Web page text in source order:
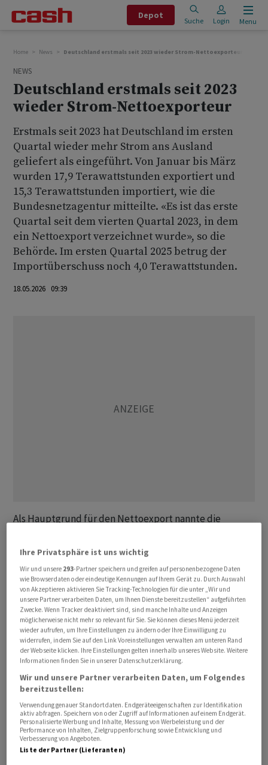
Depot
Suche Login Menu
Home News Deutschland erstmals seit 2023 wieder Strom-Nettoexporteur
NEWS
Deutschland erstmals seit 2023
wieder Strom-Nettoexporteur
Erstmals seit 2023 hat Deutschland im ersten
Quartal wieder mehr Strom ans Ausland
geliefert als eingeführt. Von Januar bis März
wurden 17,9 Terawattstunden exportiert und
15,3 Terawattstunden importiert, wie die
Bundesnetzagentur mitteilte. «Es ist das erste
Quartal seit dem vierten Quartal 2023, in dem
ein Nettoexport verzeichnet wurde», so die
Behörde. Im ersten Quartal 2025 betrug der
Importüberschuss noch 4,0 Terawattstunden.
18.05.2026 09:39
Als Hauptgrund für den Nettoexport nannte die
Deutschland stärker fielen als in den meisten
Nachbarländern. «Somit war es für Stromversorger in
diesen Ländern häufiger finanziell sinnvoll, Strom von
deutschen Erzeugern einzukaufen.» Umgekehrt habe
es für deutsche Stromversorger seltener einen
finanziellen Anreiz gegeben, Strom im Ausland
einzukaufen.
Grösster Abnehmer Österreich, grösster Lieferant
Dänemark
Grösster Stromabnehmer war den Angaben zufolge im
ersten Quartal Österreich, wie im Vorjahresquartal. Die
grössten Zuwächse gab es bei den Exporten nach
Dänemark und Norwegen. Deutlich weniger Strom
Ihre Privatsphäre ist uns wichtig
Wir und unsere 293-Partner speichern und greifen auf personenbezogene Daten
wie Browserdaten oder eindeutige Kennungen auf Ihrem Gerät zu. Durch Auswahl
von Akzeptieren aktivieren Sie Tracking-Technologien für die unter „Wir und
unsere Partner verarbeiten Daten, um Ihnen Dienste bereitzustellen“ aufgeführten
Zwecke. Wenn Tracker deaktiviert sind, sind manche Inhalte und Anzeigen
möglicherweise nicht mehr so relevant für Sie. Sie können dieses Menü jederzeit
wieder aufrufen, um Ihre Einstellungen zu ändern oder Ihre Einwilligung zu
widerrufen, indem Sie auf den Link Voreinstellungen verwalten am unteren Rand
der Webseite klicken. Ihre Einstellungen gelten innerhalb unseres Website. Weitere
Informationen finden Sie in unserer Datenschutzerklärung.
Wir und unsere Partner verarbeiten Daten, um Folgendes
bereitzustellen:
Verwendung genauer Standortdaten. Endgeräteeigenschaften zur Identifikation
aktiv abfragen. Speichern von oder Zugriff auf Informationen auf einem Endgerät.
Personalisierte Werbung und Inhalte, Messung von Werbeleistung und der
Performance von Inhalten, Zielgruppenforschung sowie Entwicklung und
Verbesserung von Angeboten.
Liste der Partner (Lieferanten)